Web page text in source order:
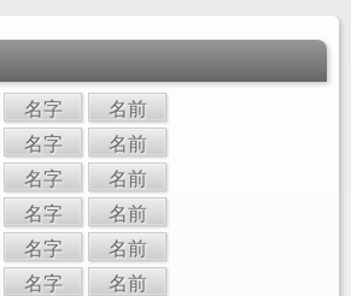
名字 名前
名字 名前
名字 名前
名字 名前
名字 名前
名字 名前